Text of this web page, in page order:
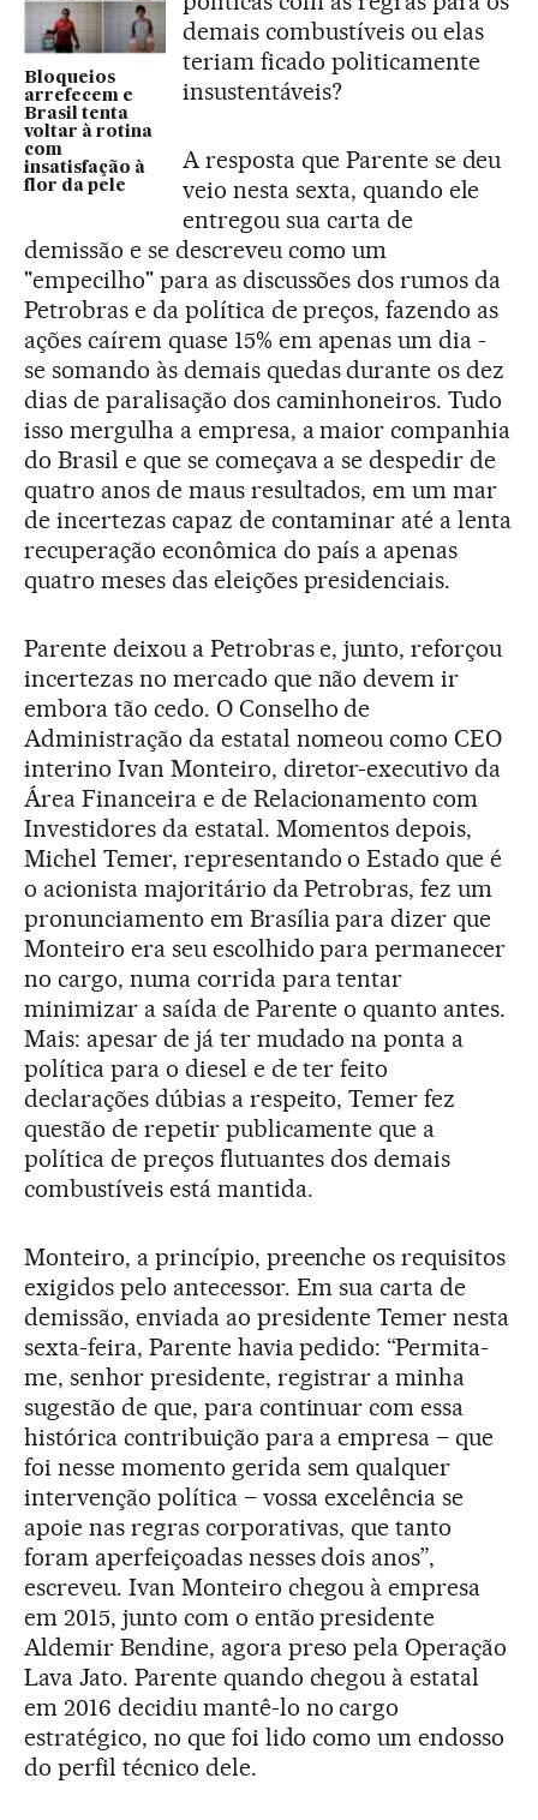
Bloqueios
arrefecem e
Brasil tenta
voltar à rotina
com
insatisfação à
flor da pele
demais combustíveis ou elas
teriam ficado politicamente
insustentáveis?
A resposta que Parente se deu
veio nesta sexta, quando ele
entregou sua carta de
demissão e se descreveu como um
"empecilho" para as discussões dos rumos da
Petrobras e da política de preços, fazendo as
ações caírem quase 15% em apenas um dia -
se somando às demais quedas durante os dez
dias de paralisação dos caminhoneiros. Tudo
isso mergulha a empresa, a maior companhia
do Brasil e que se começava a se despedir de
quatro anos de maus resultados, em um mar
de incertezas capaz de contaminar até a lenta
recuperação econômica do país a apenas
quatro meses das eleições presidenciais.
Parente deixou a Petrobras e, junto, reforçou
incertezas no mercado que não devem ir
embora tão cedo. O Conselho de
Administração da estatal nomeou como CEO
interino Ivan Monteiro, diretor-executivo da
Área Financeira e de Relacionamento com
Investidores da estatal. Momentos depois,
Michel Temer, representando o Estado que é
o acionista majoritário da Petrobras, fez um
pronunciamento em Brasília para dizer que
Monteiro era seu escolhido para permanecer
no cargo, numa corrida para tentar
minimizar a saída de Parente o quanto antes.
Mais: apesar de já ter mudado na ponta a
política para o diesel e de ter feito
declarações dúbias a respeito, Temer fez
questão de repetir publicamente que a
política de preços flutuantes dos demais
combustíveis está mantida.
Monteiro, a princípio, preenche os requisitos
exigidos pelo antecessor. Em sua carta de
demissão, enviada ao presidente Temer nesta
sexta-feira, Parente havia pedido: “Permita-
me, senhor presidente, registrar a minha
sugestão de que, para continuar com essa
histórica contribuição para a empresa – que
foi nesse momento gerida sem qualquer
intervenção política – vossa excelência se
apoie nas regras corporativas, que tanto
foram aperfeiçoadas nesses dois anos”,
escreveu. Ivan Monteiro chegou à empresa
em 2015, junto com o então presidente
Aldemir Bendine, agora preso pela Operação
Lava Jato. Parente quando chegou à estatal
em 2016 decidiu mantê-lo no cargo
estratégico, no que foi lido como um endosso
do perfil técnico dele.